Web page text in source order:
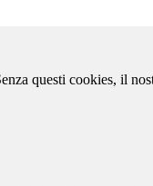
questi cookies, il